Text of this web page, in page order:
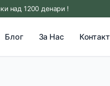
над 1200 денари !
Блог За Нас Контакт